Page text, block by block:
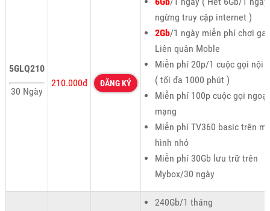
5GLQ210
30 Ngày
210.000đ ĐĂNG KÝ
ngừng truy cập internet )
2Gb/1 ngày miễn phí chơi
Liên quân Moble
Miễn phí 20p/1 cuộc gọi nội
( tối đa 1000 phút )
Miễn phí 100p cuộc gọi ngoại
mạng
Miễn phí TV360 basic trên
hình nhỏ
Miễn phí 30Gb lưu trữ trên
Mybox/30 ngày
240Gb/1 tháng